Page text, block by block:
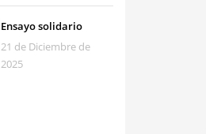
Ensayo solidario
21 de Diciembre de
2025